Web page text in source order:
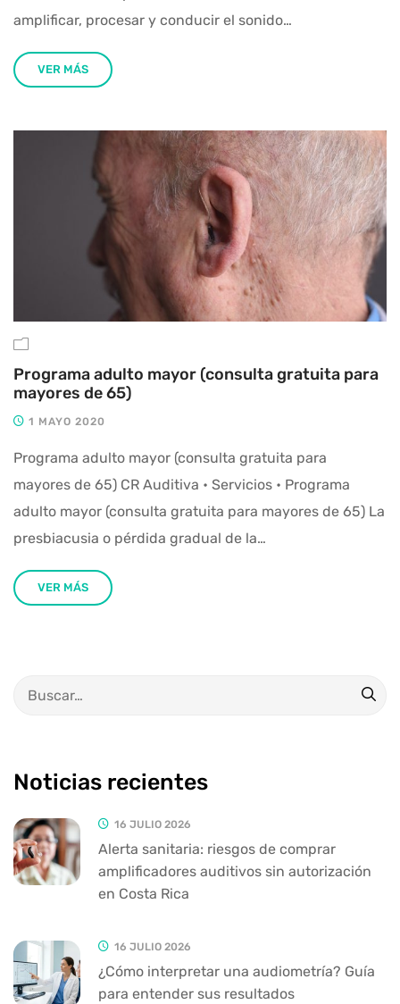
amplificar, procesar y conducir el sonido…
VER MÁS
Programa adulto mayor (consulta gratuita para
mayores de 65)
1 MAYO 2020
Programa adulto mayor (consulta gratuita para
mayores de 65) CR Auditiva • Servicios • Programa
adulto mayor (consulta gratuita para mayores de 65) La
presbiacusia o pérdida gradual de la…
VER MÁS
Noticias recientes
16 JULIO 2026
Alerta sanitaria: riesgos de comprar
amplificadores auditivos sin autorización
en Costa Rica
16 JULIO 2026
¿Cómo interpretar una audiometría? Guía
para entender sus resultados